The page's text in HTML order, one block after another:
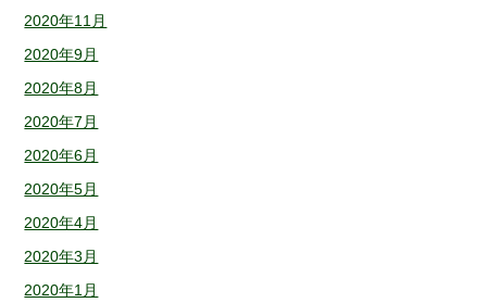
2020年11月
2020年9月
2020年8月
2020年7月
2020年6月
2020年5月
2020年4月
2020年3月
2020年1月